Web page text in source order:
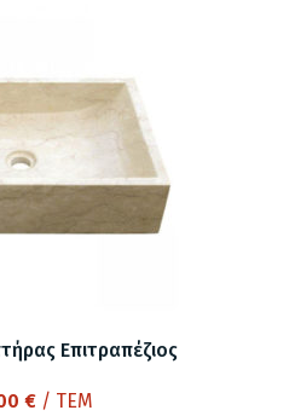
Επιτραπέζιος
€/ ΤΕΜ